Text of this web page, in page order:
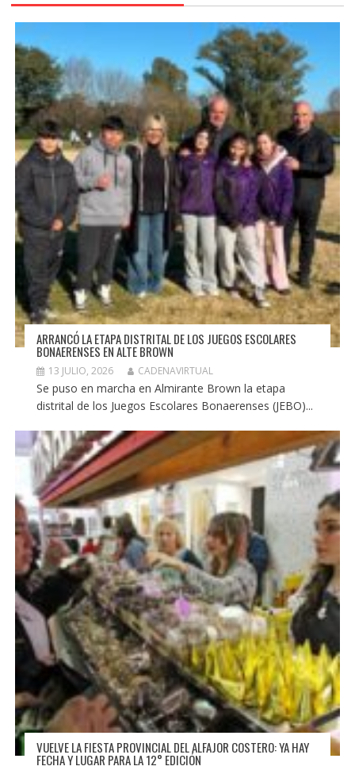
ARRANCÓ LA ETAPA DISTRITAL DE LOS JUEGOS ESCOLARES
BONAERENSES EN ALTE BROWN
13 JULIO, 2026 CADENAVIRTUAL
Se puso en marcha en Almirante Brown la etapa
distrital de los Juegos Escolares Bonaerenses (JEBO)...
VUELVE LA FIESTA PROVINCIAL DEL ALFAJOR COSTERO: YA HAY
FECHA Y LUGAR PARA LA 12° EDICIÓN